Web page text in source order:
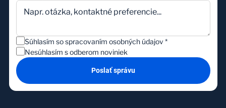
Súhlasím so spracovaním osobných údajov *
Nesúhlasím s odberom noviniek
Poslať správu